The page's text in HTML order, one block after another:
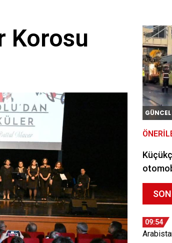
Korosu
GÜNCEL
09:54